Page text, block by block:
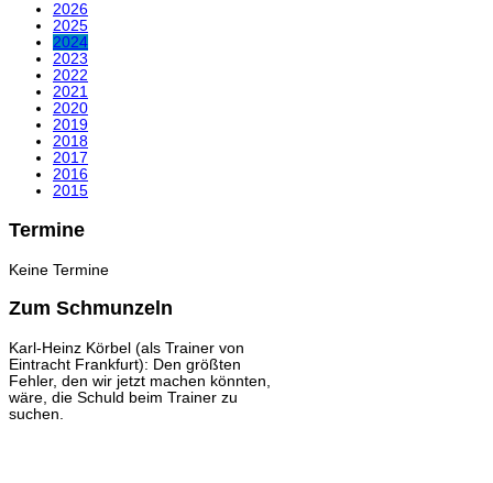
2026
2025
2024
2023
2022
2021
2020
2019
2018
2017
2016
2015
Termine
Keine Termine
Zum Schmunzeln
Karl-Heinz Körbel (als Trainer von
Eintracht Frankfurt): Den größten
Fehler, den wir jetzt machen könnten,
wäre, die Schuld beim Trainer zu
suchen.